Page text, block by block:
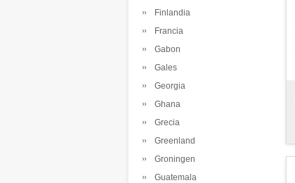
Finlandia
Francia
Gabon
Gales
Georgia
Ghana
Grecia
Greenland
Groningen
Guatemala